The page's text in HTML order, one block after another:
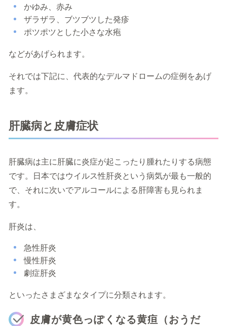
かゆみ、 赤み
ザラザラ、ブツブツした発疹
ポツポツとした小さな水疱
などがあげられます。
それでは下記に、代表的なデルマドロームの症例をあげ
ます。
肝臓病と皮膚症状
肝臓病は主に肝臓に炎症が起こったり腫れたりする病態
です。日本ではウイルス性肝炎という病気が最も一般的
で、それに次いでアルコールによる肝障害も見られま
す。
肝炎は、
急性肝炎
慢性肝炎
劇症肝炎
といったさまざまなタイプに分類されます。
皮膚が黄色っぽくなる黄疸（おうだ